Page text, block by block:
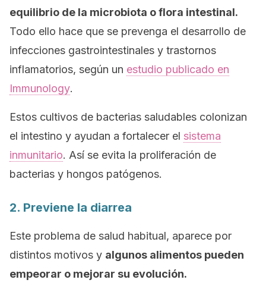
equilibrio de la microbiota o flora intestinal.
Todo ello hace que se prevenga el desarrollo de
infecciones gastrointestinales y trastornos
inflamatorios, según un estudio publicado en
Immunology.
Estos cultivos de bacterias saludables colonizan
el intestino y ayudan a fortalecer el sistema
inmunitario. Así se evita la proliferación de
bacterias y hongos patógenos.
2. Previene la diarrea
Este problema de salud habitual, aparece por
distintos motivos y algunos alimentos pueden
empeorar o mejorar su evolución.